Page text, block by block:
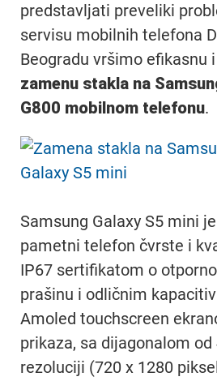
predstavljati preveliki
servisu mobilnih telefona
Beogradu vršimo efikasnu
zamenu stakla na
G800 mobilnom telefonu.
Samsung Galaxy S5 mini
pametni telefon čvrste i
IP67 sertifikatom o
prašinu i odličnim
Amoled touchscreen
prikaza, sa dijagonalom od
rezoluciji (720 x 1280